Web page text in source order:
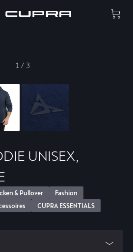
1 / 3
UNISEX,
& Pullover
Fashion
CUPRA ESSENTIALS